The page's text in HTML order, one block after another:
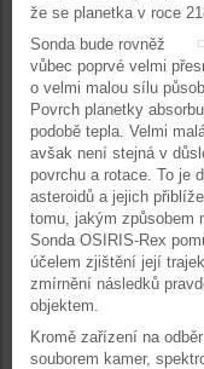
že se planetka v roce
Sonda bude rovněž
vůbec poprvé velmi
o velmi malou sílu
Povrch planetky
podobě tepla. Velmi
avšak není stejná v
povrchu a rotace. To je
asteroidů a jejich
tomu, jakým způsobem
Sonda OSIRIS-Rex
účelem zjištění její
zmírnění následků
objektem.
Kromě zařízení na
souborem kamer,